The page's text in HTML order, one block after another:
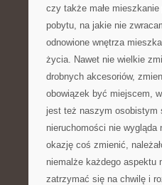
czy także małe
pobytu, na jakie nie
odnowione wnętrza
życia. Nawet nie wielkie
drobnych akcesoriów,
obowiązek być miejscem,
jest też naszym osobistym
nieruchomości nie
okazję coś zmienić,
niemalże każdego aspektu
zatrzymać się na chwilę i